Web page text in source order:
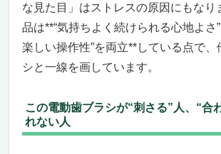
な見た目」はストレスの原因にもなり
品は**“気持ちよく続けられる心地よさ
楽しい操作性”を両立**している点で、
シと一線を画しています。
この電動歯ブラシが“刺さる”人、“合
れない人